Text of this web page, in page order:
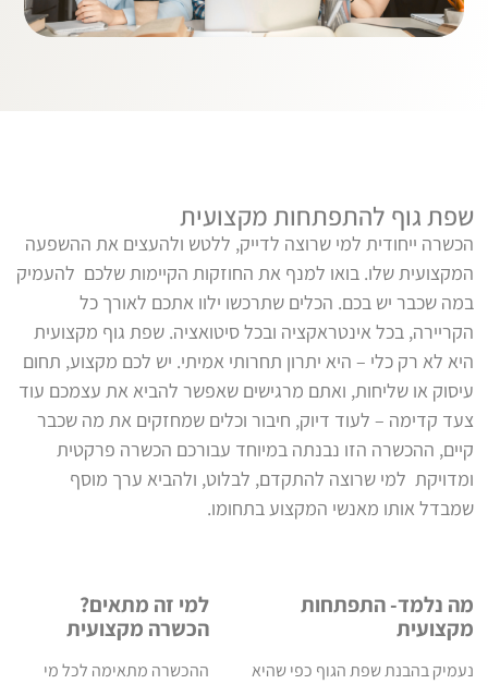
שפת גוף להתפתחות מקצועית ​
הכשרה ייחודית למי שרוצה לדייק, ללטש ולהעצים את ההשפעה
המקצועית שלו. בואו למנף את החוזקות הקיימות שלכם להעמיק
במה שכבר יש בכם. הכלים שתרכשו ילוו אתכם לאורך כל
הקריירה, בכל אינטראקציה ובכל סיטואציה. שפת גוף מקצועית
היא לא רק כלי – היא יתרון תחרותי אמיתי. יש לכם מקצוע, תחום
עיסוק או שליחות, ואתם מרגישים שאפשר להביא את עצמכם עוד
צעד קדימה – לעוד דיוק, חיבור וכלים שמחזקים את מה שכבר
קיים, ההכשרה הזו נבנתה במיוחד עבורכם הכשרה פרקטית
ומדויקת למי שרוצה להתקדם, לבלוט, ולהביא ערך מוסף
שמבדל אותו מאנשי המקצוע בתחומו.
מה נלמד- התפתחות
מקצועית
נעמיק בהבנת שפת הגוף כפי שהיא
למי זה מתאים?
הכשרה מקצועית
ההכשרה מתאימה לכל מי